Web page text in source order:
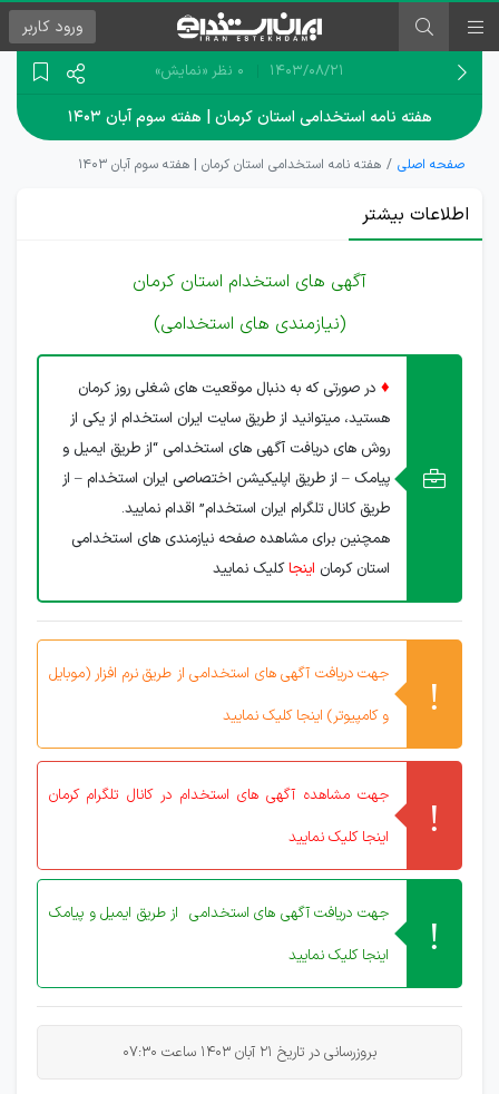
ورود کاربر
۱۴۰۳/۰۸/۲۱ 0 نظر «نمایش»
هفته نامه استخدامی استان کرمان | هفته سوم آبان ۱۴۰۳
صفحه اصلی هفته نامه استخدامی استان کرمان | هفته سوم آبان ۱۴۰۳
اطلاعات بیشتر
آگهی های استخدام استان کرمان
(نیازمندی های استخدامی)
♦ در صورتی که به دنبال موقعیت های شغلی روز کرمان
هستید، میتوانید از طریق سایت ایران استخدام از یکی از
روش های دریافت آگهی های استخدامی “از طریق ایمیل و
پیامک – از طریق اپلیکیشن اختصاصی ایران استخدام – از
طریق کانال تلگرام ایران استخدام” اقدام نمایید.
همچنین برای مشاهده صفحه نیازمندی های استخدامی
استان کرمان اینجاکلیک نمایید
جهت دریافت آگهی های استخدامی از طریق نرم افزار (موبایل
و کامپیوتر) اینجا کلیک نمایید
جهت مشاهده آگهی های استخدام در کانال تلگرام کرمان
اینجا کلیک نمایید
جهت دریافت آگهی های استخدامی از طریق ایمیل و پیامک
اینجا کلیک نمایید
بروزرسانی در تاریخ 21 آبان 1403 ساعت 07:30